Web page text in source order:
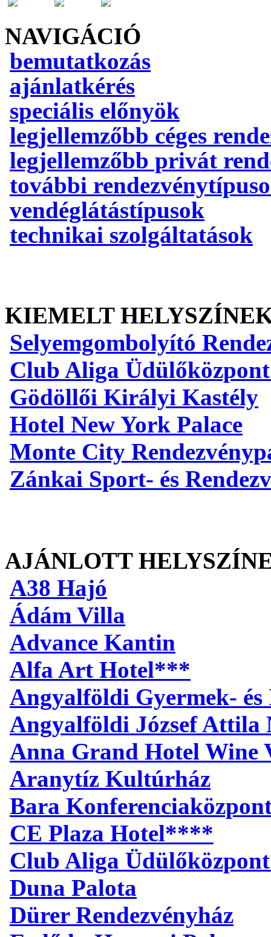
NAVIGÁCIÓ
bemutatkozás
ajánlatkérés
speciális előnyök
legjellemzőbb céges
legjellemzőbb privát
további
vendéglátástípusok
technikai szolgáltatások
KIEMELT
Selyemgombolyító
Club Aliga Üdülőközpont
Gödöllői Királyi Kastély
Hotel New York Palace
Monte City
Zánkai Sport- és
AJÁNLOTT
A38 Hajó
Ádám Villa
Advance Kantin
Alfa Art Hotel***
Angyalföldi Gyermek-
Angyalföldi József Attila
Anna Grand Hotel Wine
Aranytíz Kultúrház
Bara
CE Plaza Hotel****
Club Aliga Üdülőközpont
Duna Palota
Dürer Rendezvényház